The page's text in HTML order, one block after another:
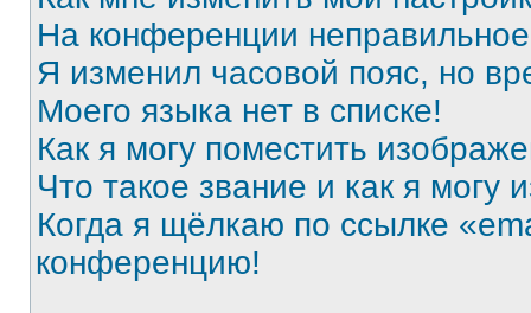
На конференции
Я изменил часовой пояс, но
Моего языка нет в списке!
Как я могу поместить
Что такое звание и как я могу
Когда я щёлкаю по ссылке
конференцию!